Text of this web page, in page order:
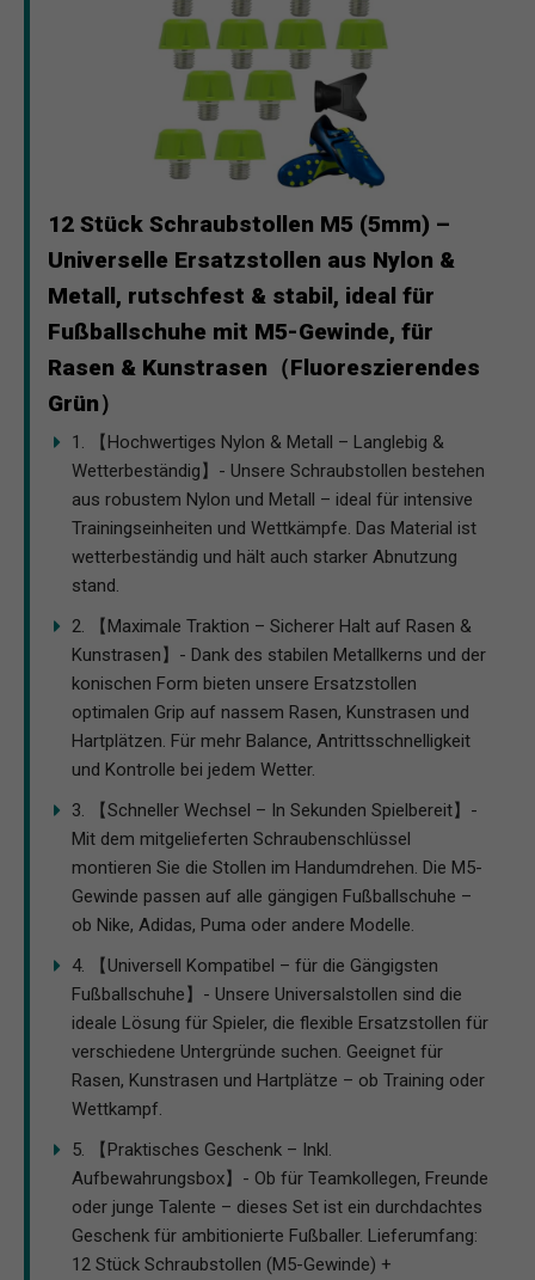
12 Stück Schraubstollen M5 (5mm) –
Universelle Ersatzstollen aus Nylon &
Metall, rutschfest & stabil, ideal für
Fußballschuhe mit M5-Gewinde, für
Rasen & Kunstrasen（Fluoreszierendes
Grün）
1. 【Hochwertiges Nylon & Metall – Langlebig &
Wetterbeständig】- Unsere Schraubstollen bestehen
aus robustem Nylon und Metall – ideal für intensive
Trainingseinheiten und Wettkämpfe. Das Material ist
wetterbeständig und hält auch starker Abnutzung
stand.
2. 【Maximale Traktion – Sicherer Halt auf Rasen &
Kunstrasen】- Dank des stabilen Metallkerns und der
konischen Form bieten unsere Ersatzstollen
optimalen Grip auf nassem Rasen, Kunstrasen und
Hartplätzen. Für mehr Balance, Antrittsschnelligkeit
und Kontrolle bei jedem Wetter.
3. 【Schneller Wechsel – In Sekunden Spielbereit】-
Mit dem mitgelieferten Schraubenschlüssel
montieren Sie die Stollen im Handumdrehen. Die M5-
Gewinde passen auf alle gängigen Fußballschuhe –
ob Nike, Adidas, Puma oder andere Modelle.
4. 【Universell Kompatibel – für die Gängigsten
Fußballschuhe】- Unsere Universalstollen sind die
ideale Lösung für Spieler, die flexible Ersatzstollen für
verschiedene Untergründe suchen. Geeignet für
Rasen, Kunstrasen und Hartplätze – ob Training oder
Wettkampf.
5. 【Praktisches Geschenk – Inkl.
Aufbewahrungsbox】- Ob für Teamkollegen, Freunde
oder junge Talente – dieses Set ist ein durchdachtes
Geschenk für ambitionierte Fußballer. Lieferumfang:
12 Stück Schraubstollen (M5-Gewinde) +